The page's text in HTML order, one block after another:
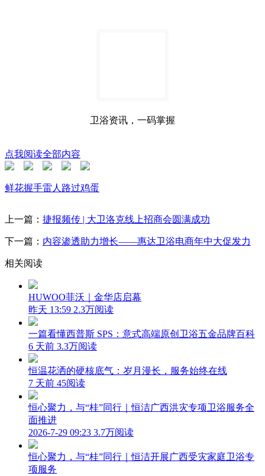
卫浴资讯，一码掌握
点我阅读全部内容
鲜花握手雷人 路过鸡蛋
上一篇： 捷报频传 | 大卫洛克线上招商会圆满成功
下一篇： 内容渗透助力增长——惠达卫浴电商年中大促发力
相关阅读
HUWOO菲沃｜金华店启幕
昨天 13:59 2.3万阅读
一篇看懂西普斯 SPS：意式高端原创卫浴五金品牌百科
6 天前 3.3万阅读
恒温花洒的硬核底气：岁月漫长，服务始终在线
7 天前 45阅读
恒心聚力，与“桂”同行｜恒洁广西洪灾专项卫浴服务全
面推进
2026-7-29 09:23 3.7万阅读
恒心聚力，与“桂”同行｜恒洁开展广西受灾家庭卫浴专
项服务